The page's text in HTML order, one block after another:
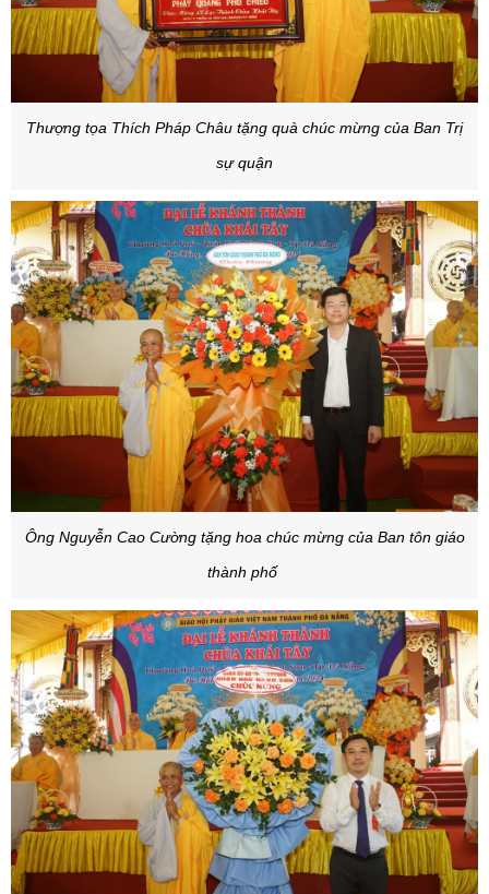
Thượng tọa Thích Pháp Châu tặng quà chúc mừng của Ban Trị
sự quận
Ông Nguyễn Cao Cường tặng hoa chúc mừng của Ban tôn giáo
thành phố